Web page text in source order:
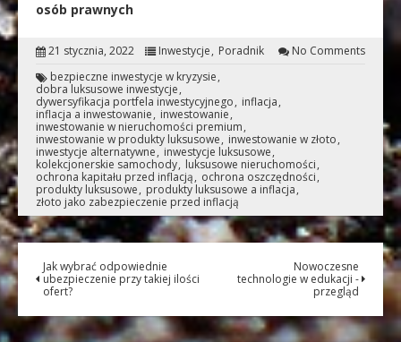
osób prawnych
21 stycznia, 2022 Inwestycje Poradnik
No Comments
bezpieczne inwestycje w kryzysie
dobra luksusowe inwestycje
dywersyfikacja portfela inwestycyjnego
inflacja
inflacja a inwestowanie
inwestowanie
inwestowanie w nieruchomości premium
inwestowanie w produkty luksusowe
inwestowanie w złoto
inwestycje alternatywne
inwestycje luksusowe
kolekcjonerskie samochody luksusowe nieruchomości
ochrona kapitału przed inflacją
ochrona oszczędności
produkty luksusowe
produkty luksusowe a inflacja
złoto jako zabezpieczenie przed inflacją
Jak wybrać odpowiednie
ubezpieczenie przy takiej ilości
ofert?
Nowoczesne
technologie w edukacji -
przegląd